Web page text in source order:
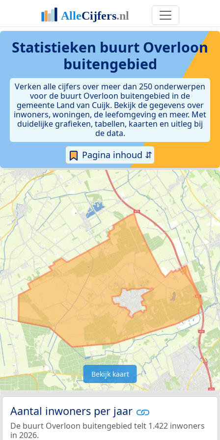
Statistieken buurt Overloon
buitengebied
Verken alle cijfers over meer dan 250 onderwerpen
voor de buurt Overloon buitengebied in de
gemeente Land van Cuijk. Bekijk de gegevens over
inwoners, woningen, de leefomgeving en meer. Met
duidelijke grafieken, tabellen, kaarten en uitleg bij
de data.
Pagina inhoud ⇵
Bekijk kaart
Aantal inwoners per jaar
De buurt Overloon buitengebied telt 1.422 inwoners
in 2026.